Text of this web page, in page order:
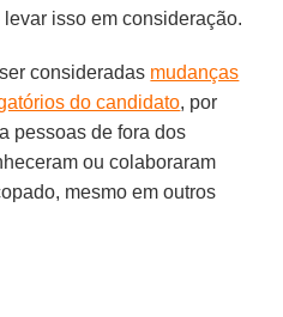
isso em consideração.
consideradas mudanças
do candidato, por
pessoas de fora dos
ou colaboraram
mesmo em outros